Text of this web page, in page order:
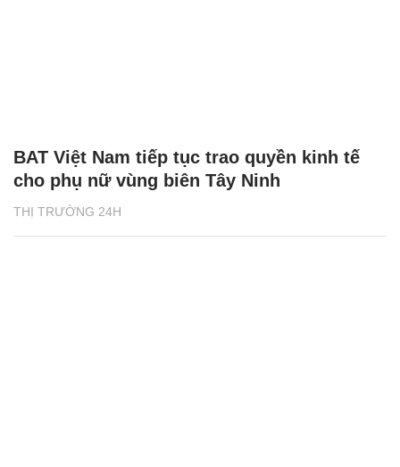
THỊ TRƯỜNG 24H
BAT Việt Nam tiếp tục trao quyền kinh tế
cho phụ nữ vùng biên Tây Ninh